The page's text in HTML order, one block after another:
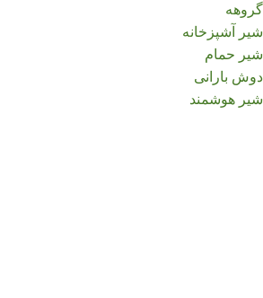
گروهه
شیر آشپزخانه
شیر حمام
دوش بارانی
شیر هوشمند